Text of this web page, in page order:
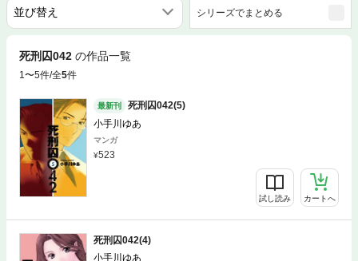
シリーズでまとめる
死刑囚042 の作品一覧
1〜5件/全5件
最新刊
死刑囚042(5)
小手川ゆあ
マンガ
523
試し読み カートへ
死刑囚042(4)
小手川ゆあ